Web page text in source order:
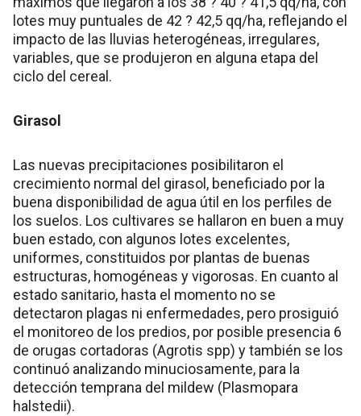
lotes muy puntuales de 42 ? 42,5 qq/ha, reflejando el
impacto de las lluvias heterogéneas, irregulares,
variables, que se produjeron en alguna etapa del
ciclo del cereal.
Girasol
Las nuevas precipitaciones posibilitaron el
crecimiento normal del girasol, beneficiado por la
buena disponibilidad de agua útil en los perfiles de
los suelos. Los cultivares se hallaron en buen a muy
buen estado, con algunos lotes excelentes,
uniformes, constituidos por plantas de buenas
estructuras, homogéneas y vigorosas. En cuanto al
estado sanitario, hasta el momento no se
detectaron plagas ni enfermedades, pero prosiguió
el monitoreo de los predios, por posible presencia 6
de orugas cortadoras (Agrotis spp) y también se los
continuó analizando minuciosamente, para la
detección temprana del mildew (Plasmopara
halstedii).